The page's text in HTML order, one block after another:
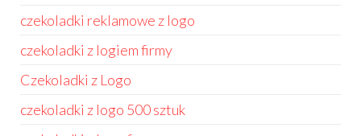
czekoladki reklamowe z logo
czekoladki z logiem firmy
Czekoladki z Logo
czekoladki z logo 500 sztuk